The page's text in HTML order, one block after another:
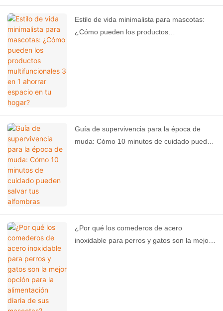
Estilo de vida minimalista para mascotas:
¿Cómo pueden los productos
Guía de supervivencia para la época de
muda: Cómo 10 minutos de cuidado pueden
¿Por qué los comederos de acero
inoxidable para perros y gatos son la mejor